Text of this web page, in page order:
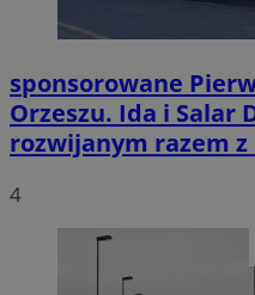
sponsorowane
Orzeszu. Ida i Salar
rozwijanym razem
4